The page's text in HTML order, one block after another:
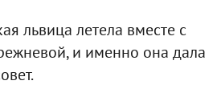
львица летела вместе с
и именно она дала